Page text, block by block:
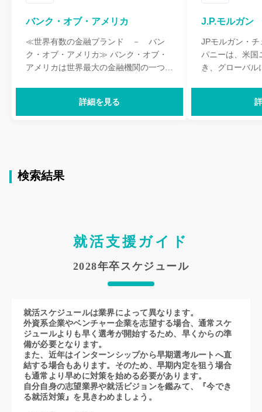
バンク・オブ・アメリカ
≪世界有数の金融ブランド － バン
ク・オブ・アメリカ≫ バンク・オブ・
アメリカは世界最大の金融機関の一つで
務、その他の財務管理及びリスク管理の
ための商品やサービスを幅広く提供して
「米国フォーチュン1000」に挙げられ
るほぼ全ての企業と取引を行っていま
業務、多岐にわたるアセットクラスでの
トレーディングにおいて、世界各地の事
業法人、政府、機関投資家などのお客さ
ま向けにサービスを提供しています。
詳細を見る
J.P.モルガン
JPモルガン・
パニーは、米国
き、グローバル
法人、金融機
などのお客様に
検索結果
就活支援ガイド
2028年卒スケジュール
就活スケジュールは業界によって異なります。
外資系企業やベンチャー企業を志望する場合、通常スケ
ジュールよりも早く選考が開始するため、早くからの準
備が必要となります。
また、近年はインターンシップから早期選考ルートへ直
結する場合もあります。そのため、早期内定を狙う場合
も通常より早めに対策を始める必要があります。
自分自身の志望業界や就活ビジョンを鑑みて、『今でき
る就活対策』を見きわめましょう。